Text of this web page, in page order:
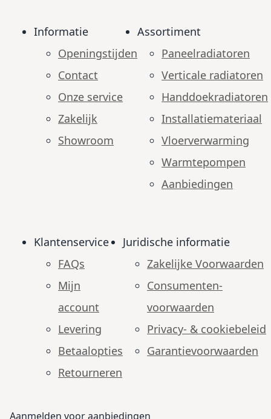
Informatie
Openingstijden
Contact
Onze service
Zakelijk
Showroom
Assortiment
Paneelradiatoren
Verticale radiatoren
Handdoekradiatoren
Installatiemateriaal
Vloerverwarming
Warmtepompen
Aanbiedingen
Klantenservice
FAQs
Mijn
account
Levering
Betaalopties
Retourneren
Juridische informatie
Zakelijke Voorwaarden
Consumenten­
voorwaarden
Privacy- & cookiebeleid
Garantie­voorwaarden
Aanmelden voor aanbiedingen